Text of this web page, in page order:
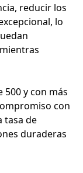
reducir los
lo
500 y con más
con
tasa de
duraderas